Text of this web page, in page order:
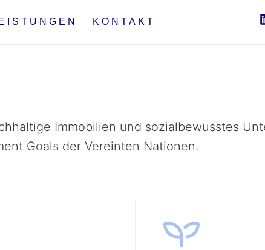
KONTAKT
Immobilien und sozialbewusstes
Goals der Vereinten Nationen.